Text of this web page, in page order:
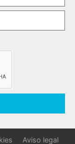
Aviso legal